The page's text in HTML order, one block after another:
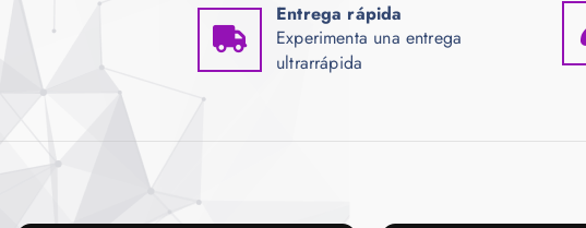
Entrega rápida
Experimenta una entrega
ultrarrápida